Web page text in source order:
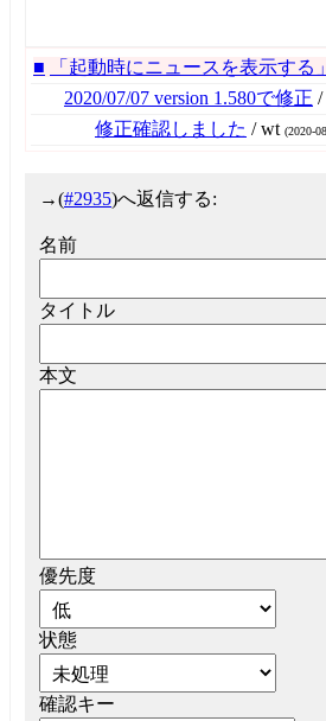
■ 「起動時にニュースを表示する
2020/07/07 version 1.580で修正 /
修正確認しました / wt (2020-
→(#2935)へ返信する:
名前
タイトル
本文
優先度
状態
確認キー